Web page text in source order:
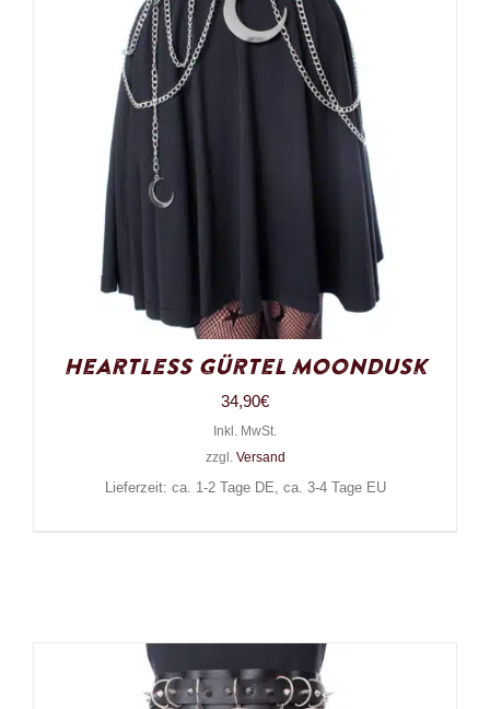
Heartless Gürtel Moondusk
34,90€
Inkl. MwSt.
zzgl. Versand
Lieferzeit: ca. 1-2 Tage DE, ca. 3-4 Tage EU